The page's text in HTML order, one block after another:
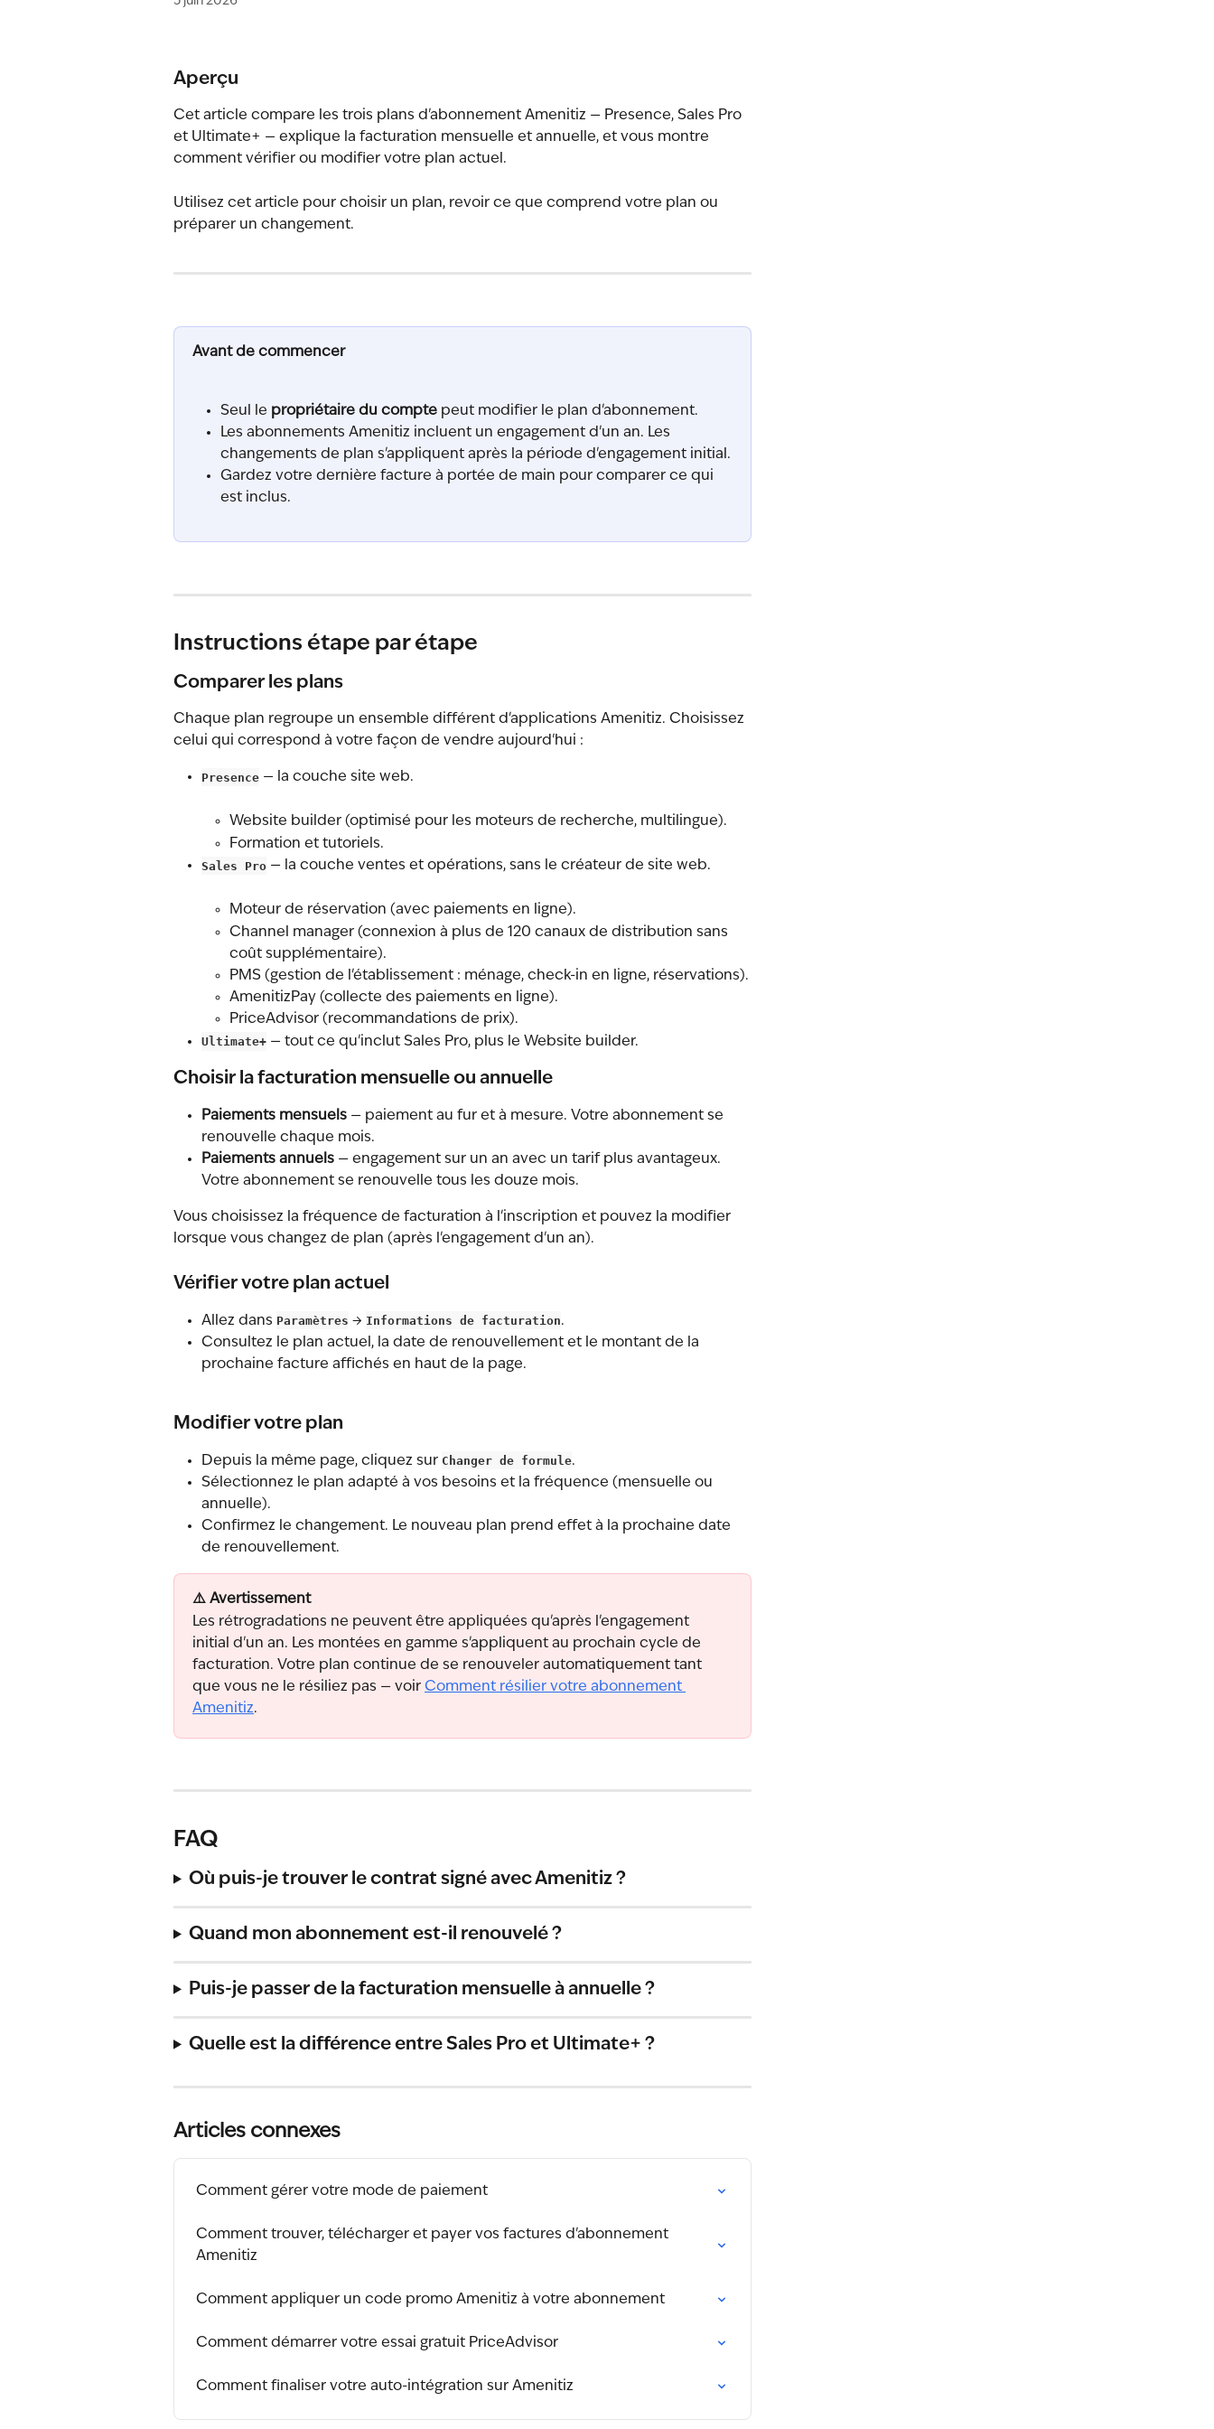
Aperçu
Cet article compare les trois plans d'abonnement Amenitiz — Presence, Sales Pro
et Ultimate+ — explique la facturation mensuelle et annuelle, et vous montre
comment vérifier ou modifier votre plan actuel.
Utilisez cet article pour choisir un plan, revoir ce que comprend votre plan ou
préparer un changement.
Avant de commencer
Seul le propriétaire du compte peut modifier le plan d'abonnement.
Les abonnements Amenitiz incluent un engagement d'un an. Les
changements de plan s'appliquent après la période d'engagement initial.
Gardez votre dernière facture à portée de main pour comparer ce qui
est inclus.
Instructions étape par étape
Comparer les plans
Chaque plan regroupe un ensemble différent d'applications Amenitiz. Choisissez
celui qui correspond à votre façon de vendre aujourd'hui :
Presence — la couche site web.
Website builder (optimisé pour les moteurs de recherche, multilingue).
Formation et tutoriels.
Sales Pro — la couche ventes et opérations, sans le créateur de site web.
Moteur de réservation (avec paiements en ligne).
Channel manager (connexion à plus de 120 canaux de distribution sans
coût supplémentaire).
PMS (gestion de l'établissement : ménage, check-in en ligne, réservations).
AmenitizPay (collecte des paiements en ligne).
PriceAdvisor (recommandations de prix).
Ultimate+ — tout ce qu'inclut Sales Pro, plus le Website builder.
Choisir la facturation mensuelle ou annuelle
Paiements mensuels — paiement au fur et à mesure. Votre abonnement se
renouvelle chaque mois.
Paiements annuels — engagement sur un an avec un tarif plus avantageux.
Votre abonnement se renouvelle tous les douze mois.
Vous choisissez la fréquence de facturation à l'inscription et pouvez la modifier
lorsque vous changez de plan (après l'engagement d'un an).
Vérifier votre plan actuel
Allez dans Paramètres → Informations de facturation.
Consultez le plan actuel, la date de renouvellement et le montant de la
prochaine facture affichés en haut de la page.
Modifier votre plan
Depuis la même page, cliquez sur Changer de formule.
Sélectionnez le plan adapté à vos besoins et la fréquence (mensuelle ou
annuelle).
Confirmez le changement. Le nouveau plan prend effet à la prochaine date
de renouvellement.
⚠️ Avertissement
Les rétrogradations ne peuvent être appliquées qu'après l'engagement
initial d'un an. Les montées en gamme s'appliquent au prochain cycle de
facturation. Votre plan continue de se renouveler automatiquement tant
que vous ne le résiliez pas — voir Comment résilier votre abonnement
Amenitiz.
FAQ
Où puis-je trouver le contrat signé avec Amenitiz ?
Quand mon abonnement est-il renouvelé ?
Puis-je passer de la facturation mensuelle à annuelle ?
Quelle est la différence entre Sales Pro et Ultimate+ ?
Articles connexes
Comment gérer votre mode de paiement
Comment trouver, télécharger et payer vos factures d'abonnement
Amenitiz
Comment appliquer un code promo Amenitiz à votre abonnement
Comment démarrer votre essai gratuit PriceAdvisor
Comment finaliser votre auto-intégration sur Amenitiz